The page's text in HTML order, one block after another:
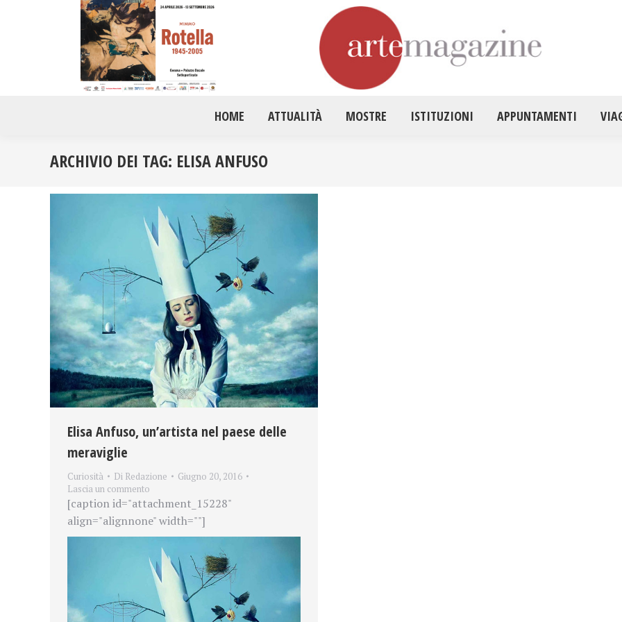
HOME ATTUALITÀ MOSTRE ISTITUZIONI APPUNTAMENTI
ARCHIVIO DEI TAG: ELISA ANFUSO
Elisa Anfuso, un’artista nel paese delle
meraviglie
Curiosità Di Redazione
Giugno 20, 2016
Lascia un commento
[caption id="attachment_15228"
align="alignnone" width=""]
HOME